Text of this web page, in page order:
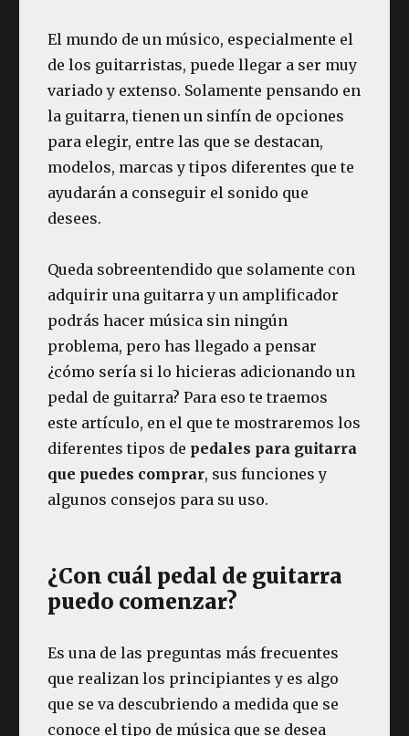
El mundo de un músico, especialmente el
de los guitarristas, puede llegar a ser muy
variado y extenso. Solamente pensando en
la guitarra, tienen un sinfín de opciones
para elegir, entre las que se destacan,
modelos, marcas y tipos diferentes que te
ayudarán a conseguir el sonido que
desees.
Queda sobreentendido que solamente con
adquirir una guitarra y un amplificador
podrás hacer música sin ningún
problema, pero has llegado a pensar
¿cómo sería si lo hicieras adicionando un
pedal de guitarra? Para eso te traemos
este artículo, en el que te mostraremos los
diferentes tipos de pedales para guitarra
que puedes comprar, sus funciones y
algunos consejos para su uso.
¿Con cuál pedal de guitarra
puedo comenzar?
Es una de las preguntas más frecuentes
que realizan los principiantes y es algo
que se va descubriendo a medida que se
conoce el tipo de música que se desea